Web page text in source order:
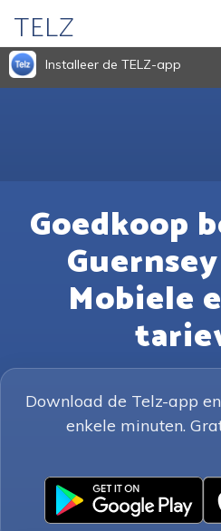
TELZ
Installeer de TELZ-app
Goedkoop
Mobiele
Download de Telz-app
enkele minuten.